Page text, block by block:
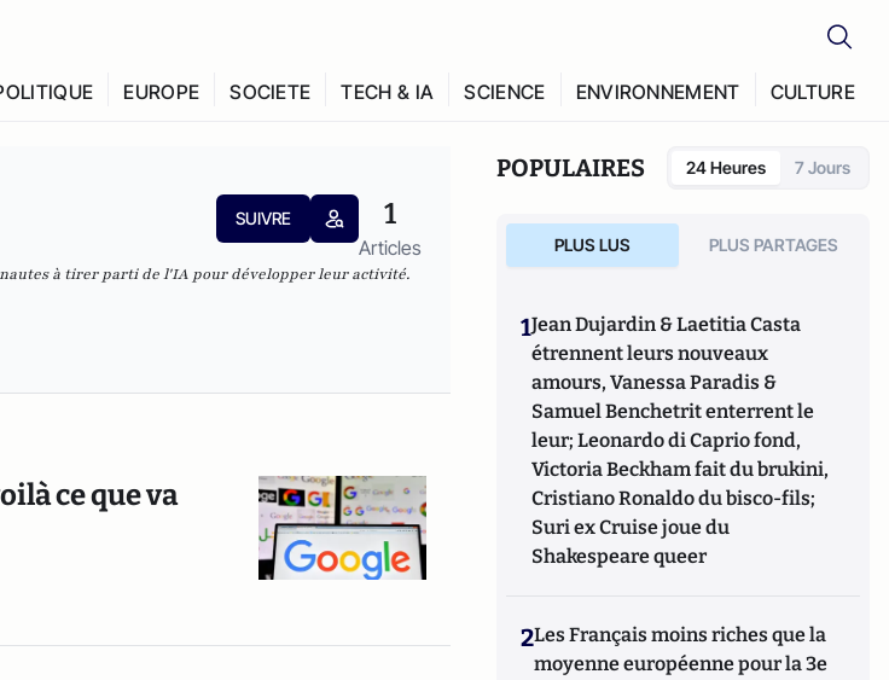
EUROPE SOCIETE TECH & IA SCIENCE ENVIRONNEMENT CULTURE
SUIVRE 1
Articles
à tirer parti de l'IA pour développer leur activité.
ce que va
POPULAIRES 24 Heures 7 Jours
PLUS LUS PLUS PARTAGES
1Jean Dujardin & Laetitia Casta
étrennent leurs nouveaux
amours, Vanessa Paradis &
Samuel Benchetrit enterrent le
leur; Leonardo di Caprio fond,
Victoria Beckham fait du brukini,
Cristiano Ronaldo du bisco-fils;
Suri ex Cruise joue du
Shakespeare queer
2Les Français moins riches que la
moyenne européenne pour la 3e